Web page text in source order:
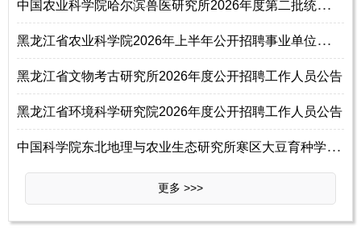
中
国农业科学院哈尔滨兽医研究所2026年度第二批统一公开招聘公告
黑
龙江省农业科学院2026年上半年公开招聘事业单位工作人员50名公告
黑龙江省文物考古研究所2026年度公开招聘工作人员公告
黑龙江省环境科学研究院2026年度公开招聘工作人员公告
中
国科学院东北地理与农业生态研究所寒区大豆育种学科组2026年招聘启事
更多 >>>